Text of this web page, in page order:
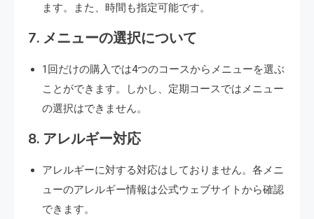
ます。また、時間も指定可能です。
7. メニューの選択について
1回だけの購入では4つのコースからメニューを選ぶ
ことができます。しかし、定期コースではメニュー
の選択はできません。
8. アレルギー対応
アレルギーに対する対応はしておりません。各メニ
ューのアレルギー情報は公式ウェブサイトから確認
できます。